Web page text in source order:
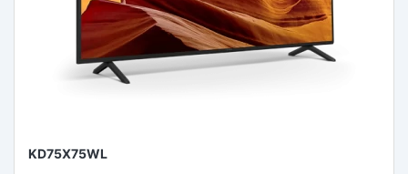
KD75X75WL